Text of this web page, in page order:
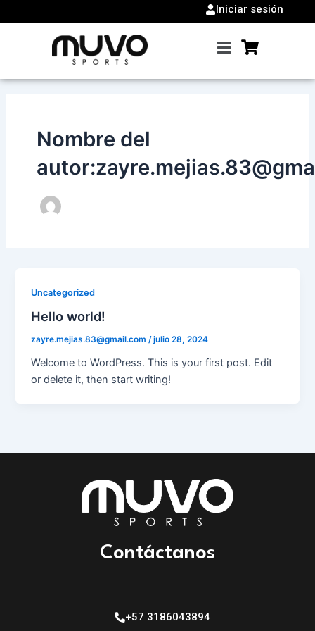
al
Iniciar sesión
Cart
Nombre del
Uncategorized
Hello world!
zayre.mejias.83@gmail.com/julio 28, 2024
Welcome to WordPress. This is your first post. Edit
or delete it, then start writing!
Contáctanos
+57 3186043894